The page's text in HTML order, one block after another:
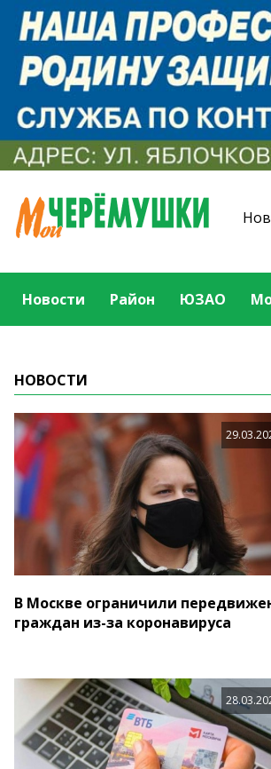
Новости Район ЮЗАО
НОВОСТИ
В Москве ограничили
граждан из-за коронавируса